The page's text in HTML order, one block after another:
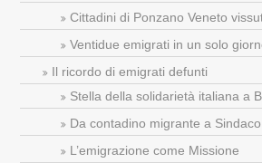
Cittadini di Ponzano Veneto
Ventidue emigrati in un solo
Il ricordo di emigrati defunti
Stella della solidarietà italiana a
Da contadino migrante a
L’emigrazione come Missione